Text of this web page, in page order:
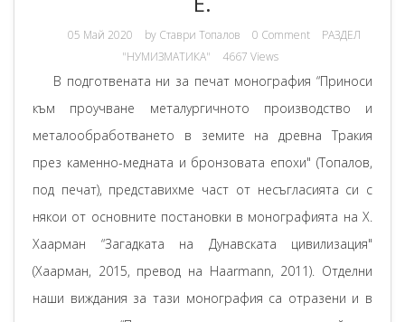
05 Май 2020 by Ставри Топалов 0 Comment
РАЗДЕЛ
"НУМИЗМАТИКА"
4667 Views
В подготвената ни за печат монография “Приноси
към проучване металургичното производство и
металообработването в земите на древна Тракия
през каменно-медната и бронзовата епохи" (Топалов,
под печат), представихме част от несъгласията си с
някои от основните постановки в монографията на Х.
Хаарман “Загадката на Дунавската цивилизация"
(Хаарман, 2015, превод на Haarmann, 2011). Отделни
наши виждания за тази монография са отразени и в